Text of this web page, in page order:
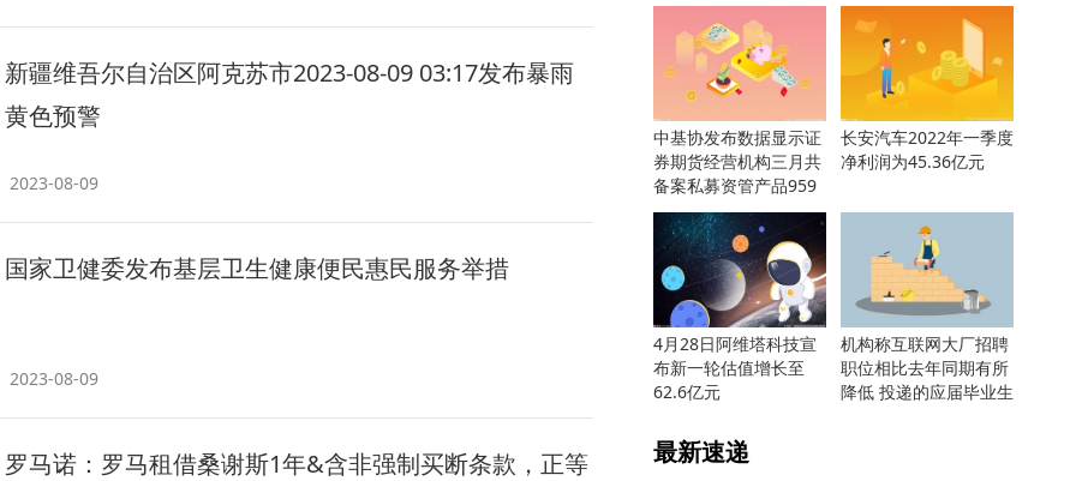
新疆维吾尔自治区阿克苏市2023-08-09 03:17发布暴雨
黄色预警
2023-08-09
国家卫健委发布基层卫生健康便民惠民服务举措
2023-08-09
罗马诺：罗马租借桑谢斯1年&含非强制买断条款，正等
中基协发布数据显示证
券期货经营机构三月共
备案私募资管产品959
只
长安汽车2022年一季度
净利润为45.36亿元
4月28日阿维塔科技宣
布新一轮估值增长至
62.6亿元
机构称互联网大厂招聘
职位相比去年同期有所
降低 投递的应届毕业生
最新速递